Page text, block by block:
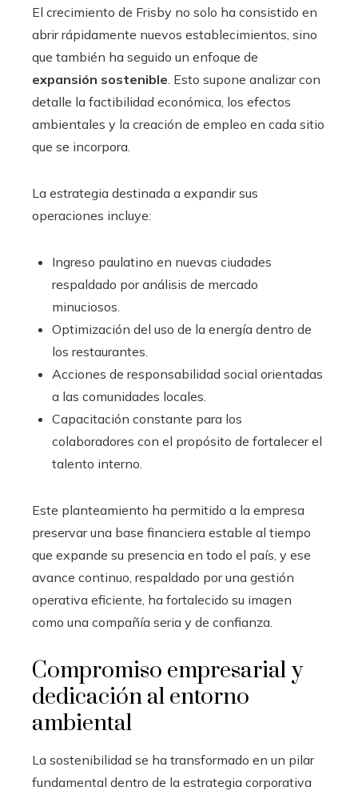
El crecimiento de Frisby no solo ha consistido en
abrir rápidamente nuevos establecimientos, sino
que también ha seguido un enfoque de
expansión sostenible . Esto supone analizar con
detalle la factibilidad económica, los efectos
ambientales y la creación de empleo en cada sitio
que se incorpora.
La estrategia destinada a expandir sus
operaciones incluye:
Ingreso paulatino en nuevas ciudades
respaldado por análisis de mercado
minuciosos.
Optimización del uso de la energía dentro de
los restaurantes.
Acciones de responsabilidad social orientadas
a las comunidades locales.
Capacitación constante para los
colaboradores con el propósito de fortalecer el
talento interno.
Este planteamiento ha permitido a la empresa
preservar una base financiera estable al tiempo
que expande su presencia en todo el país, y ese
avance continuo, respaldado por una gestión
operativa eficiente, ha fortalecido su imagen
como una compañía seria y de confianza.
Compromiso empresarial y
dedicación al entorno
ambiental
La sostenibilidad se ha transformado en un pilar
fundamental dentro de la estrategia corporativa